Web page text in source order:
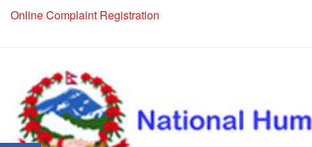
Online Complaint Registration